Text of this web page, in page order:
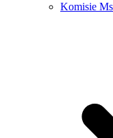
Komisie